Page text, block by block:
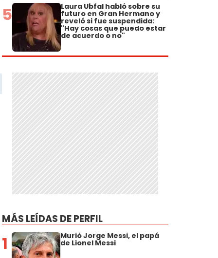
5 Laura Ubfal habló sobre su
futuro en Gran Hermano y
reveló si fue suspendida:
"Hay cosas que puedo estar
de acuerdo o no"
MÁS LEÍDAS DE PERFIL
1 Murió Jorge Messi, el papá
de Lionel Messi